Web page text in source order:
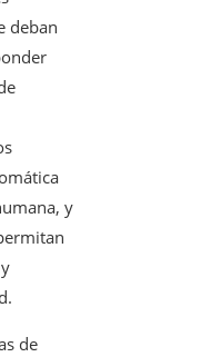
deban
y
de